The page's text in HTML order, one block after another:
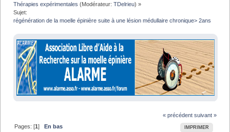
Thérapies expérimentales (Modérateur:TDelrieu) »
Sujet:
régénération de la moelle épinière suite à une lésion médullaire chronique> 2ans
« précédent suivant »
IMPRIMER
Pages: [1] En bas